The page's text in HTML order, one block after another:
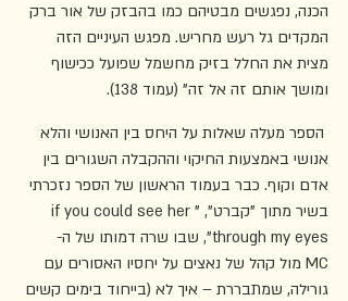
הכנה, נפגשים מבטיהם כמו בהבזק של אור ברק
המקדים גל רעש מחריש. מפגש העיניים הזה
מצית את החלל בזיק מחשמל שפועל ככישוף
ומושך אותם זה אל זה" (עמוד 138).
הספר מעלה שאלות על היחס בין האנושי והלא
אנושי באמצעות החיקוי וההקבלה השגורים בין
אדם וקוף. כבר בעמוד הראשון של הספר נזכרתי
בשיר מתוך "קברט", "if you could see her
through my eyes", שבו שרה דמותו של ה-
MC מול קהל של נאצים על יחסיו האסורים עם
גורילה, שמתבררת – איך לא (בייחוד בימים קשים